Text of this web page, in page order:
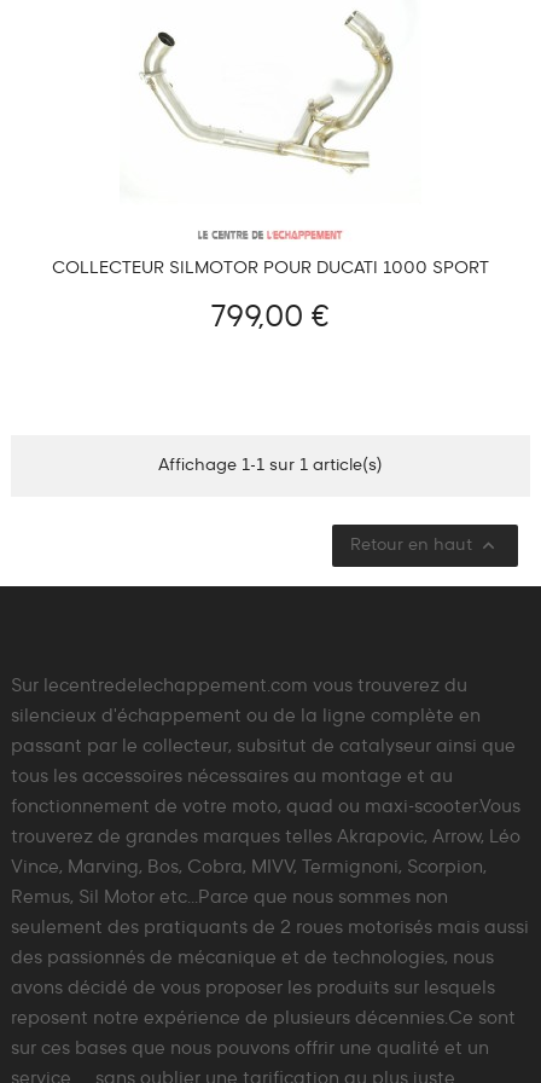
COLLECTEUR SILMOTOR POUR DUCATI 1000 SPORT
799,00 €
Affichage 1-1 sur 1 article(s)
Retour en haut 
Sur lecentredelechappement.com vous trouverez du
silencieux d'échappement ou de la ligne complète en
passant par le collecteur, subsitut de catalyseur ainsi que
tous les accessoires nécessaires au montage et au
fonctionnement de votre moto, quad ou maxi-scooter.Vous
trouverez de grandes marques telles Akrapovic, Arrow, Léo
Vince, Marving, Bos, Cobra, MIVV, Termignoni, Scorpion,
Remus, Sil Motor etc...Parce que nous sommes non
seulement des pratiquants de 2 roues motorisés mais aussi
des passionnés de mécanique et de technologies, nous
avons décidé de vous proposer les produits sur lesquels
reposent notre expérience de plusieurs décennies.Ce sont
sur ces bases que nous pouvons offrir une qualité et un
service .... sans oublier une tarification au plus juste.